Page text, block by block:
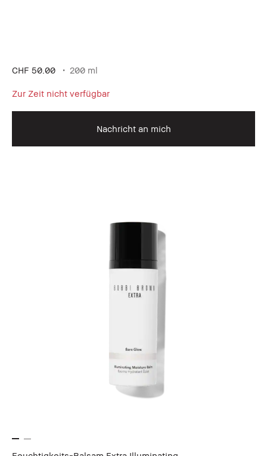
CHF 50.00 200 ml
Zur Zeit nicht verfügbar
Nachricht an mich